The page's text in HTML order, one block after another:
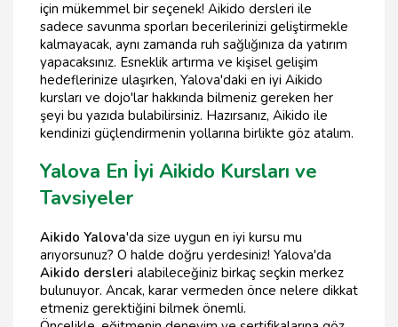
için mükemmel bir seçenek! Aikido dersleri ile
sadece savunma sporları becerilerinizi geliştirmekle
kalmayacak, aynı zamanda ruh sağlığınıza da yatırım
yapacaksınız. Esneklik artırma ve kişisel gelişim
hedeflerinize ulaşırken, Yalova'daki en iyi Aikido
kursları ve dojo'lar hakkında bilmeniz gereken her
şeyi bu yazıda bulabilirsiniz. Hazırsanız, Aikido ile
kendinizi güçlendirmenin yollarına birlikte göz atalım.
Yalova En İyi Aikido Kursları ve
Tavsiyeler
Aikido Yalova'da size uygun en iyi kursu mu
arıyorsunuz? O halde doğru yerdesiniz! Yalova'da
Aikido dersleri alabileceğiniz birkaç seçkin merkez
bulunuyor. Ancak, karar vermeden önce nelere dikkat
etmeniz gerektiğini bilmek önemli.